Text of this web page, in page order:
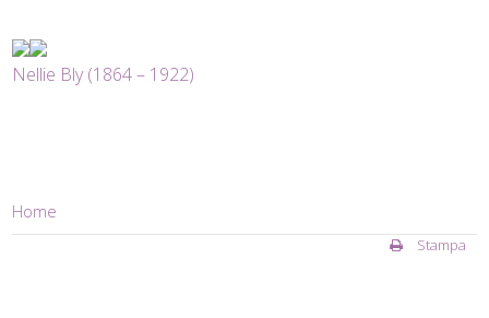
Nellie Bly (1864 – 1922)
Home
Stampa